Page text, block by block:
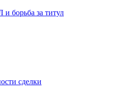
борьба за титул
сделки